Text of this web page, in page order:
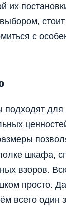
их
с
для
шкафа,
взоров.
просто.
всего один